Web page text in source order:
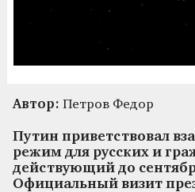
Автор: Петров Федор
Путин приветствовал
режим для русских и
действующий до
Официальный визит